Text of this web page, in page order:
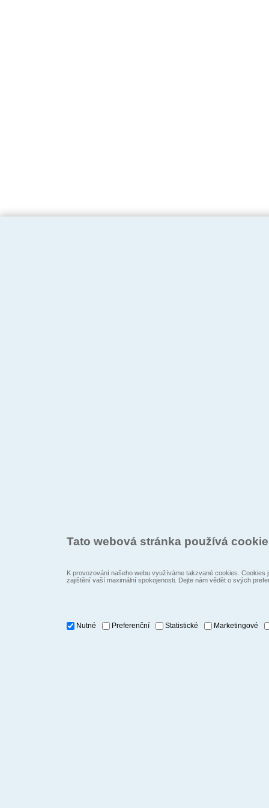
Tato webová stránka používá
K provozování našeho webu využíváme takzvané cookies.
zajištění vaší maximální spokojenosti. Dejte nám vědět o svých
Nutné Preferenční Statistické Marketingové